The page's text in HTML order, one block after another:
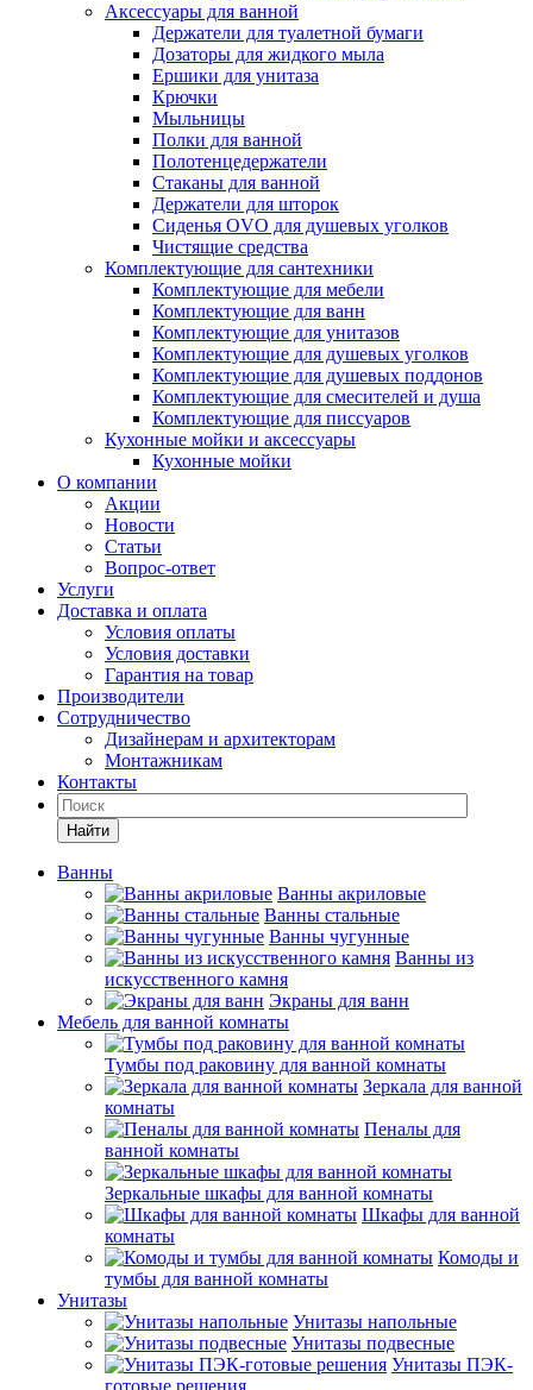
Аксессуары для ванной
Держатели для туалетной бумаги
Дозаторы для жидкого мыла
Ершики для унитаза
Крючки
Мыльницы
Полки для ванной
Полотенцедержатели
Стаканы для ванной
Держатели для шторок
Сиденья OVO для душевых уголков
Чистящие средства
Комплектующие для сантехники
Комплектующие для мебели
Комплектующие для ванн
Комплектующие для унитазов
Комплектующие для душевых уголков
Комплектующие для душевых поддонов
Комплектующие для смесителей и душа
Комплектующие для писсуаров
Кухонные мойки и аксессуары
Кухонные мойки
О компании
Акции
Новости
Статьи
Вопрос-ответ
Услуги
Доставка и оплата
Условия оплаты
Условия доставки
Гарантия на товар
Производители
Сотрудничество
Дизайнерам и архитекторам
Монтажникам
Контакты
Найти
Ванны
Ванны акриловые
Ванны стальные
Ванны чугунные
Ванны из
искусственного камня
Экраны для ванн
Мебель для ванной комнаты
Тумбы под раковину для ванной комнаты
Зеркала для ванной
комнаты
Пеналы для
ванной комнаты
Зеркальные шкафы для ванной комнаты
Шкафы для ванной
комнаты
Комоды и
тумбы для ванной комнаты
Унитазы
Унитазы напольные
Унитазы подвесные
Унитазы ПЭК-
готовые решения